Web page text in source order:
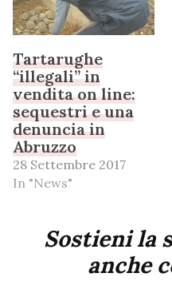
Tartarughe
“illegali” in
vendita on line:
sequestri e una
denuncia in
Abruzzo
28 Settembre 2017
In "News"
Sostieni la
anche